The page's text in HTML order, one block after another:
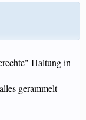
Haltung in
gerammelt